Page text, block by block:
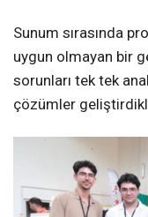
Sunum sırasında
uygun olmayan bir
sorunları tek tek
çözümler